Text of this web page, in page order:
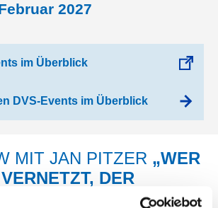
2027
im Überblick
DVS-Events im Überblick
MIT JAN PITZER „WER
DER